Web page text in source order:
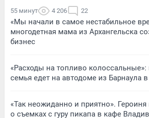
55 минут 4 206 22
«Мы начали в самое нестабильное
многодетная мама из Архангельска
бизнес
«Расходы на топливо колоссальные»:
семья едет на автодоме из Барнаула
«Так неожиданно и приятно».
о съемках с гуру пикапа в кафе